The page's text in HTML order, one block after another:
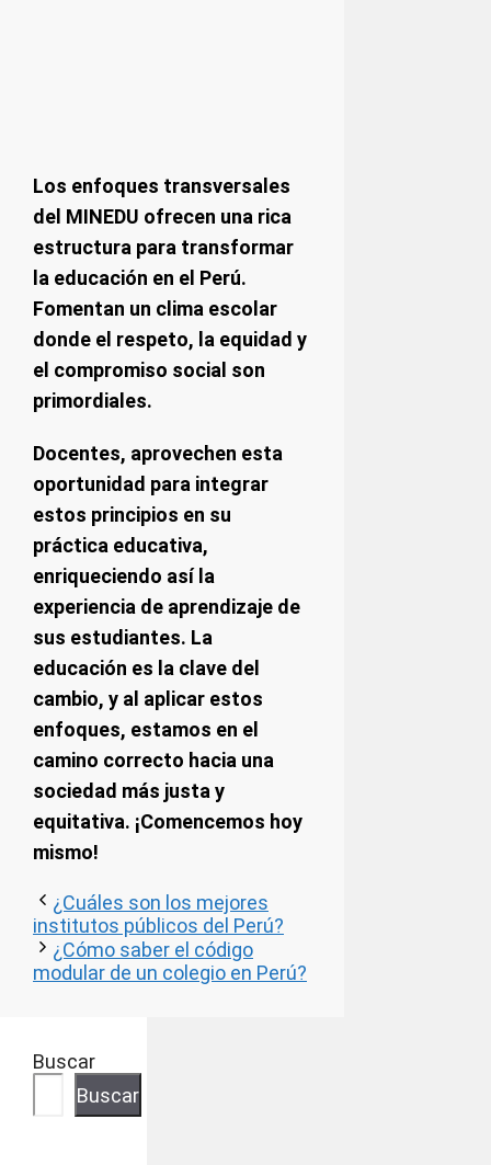
Los enfoques transversales
del MINEDU ofrecen una rica
estructura para transformar
la educación en el Perú.
Fomentan un clima escolar
donde el respeto, la equidad y
el compromiso social son
primordiales.
Docentes, aprovechen esta
oportunidad para integrar
estos principios en su
práctica educativa,
enriqueciendo así la
experiencia de aprendizaje de
sus estudiantes. La
educación es la clave del
cambio, y al aplicar estos
enfoques, estamos en el
camino correcto hacia una
sociedad más justa y
equitativa. ¡Comencemos hoy
mismo!
¿Cuáles son los mejores
institutos públicos del Perú?
¿Cómo saber el código
modular de un colegio en Perú?
Buscar
Buscar